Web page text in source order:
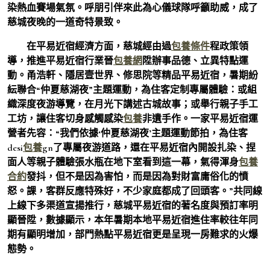
染熱血賽場氣氛。呼朋引伴來此為心儀球隊呼籲助威，成了
慈城夜晚的一道奇特景致。
在平易近宿經濟方面，慈城經由過包養條件程政策領
導，推進平易近宿行業晉包養網 陞辦事品德、立異特點運
動。甬浩軒、隱居壹世界、修思院等精品平易近宿，暑期紛
紜聯合“仲夏慈湖夜”主題運動，為住客定制專屬體驗：或組
織深度夜游導覽，在月光下講述古城故事；或舉行親子手工
工坊，讓住客切身感觸感染包養非遺手作。一家平易近宿運
營者先容：“我們依據‘仲夏慈湖夜’主題運動節拍，為住客
desi包養gn了專屬夜游道路，還在平易近宿內開設扎染、捏
面人等親子體驗張水瓶在地下室看到這一幕，氣得渾身包養
合約發抖，但不是因為害怕，而是因為對財富庸俗化的憤
怒。課，客群反應特殊好，不少家庭都成了回頭客。”共同線
上線下多渠道宣揚推行，慈城平易近宿的著名度與預訂率明
顯晉陞，數據顯示，本年暑期本地平易近宿進住率較往年同
期有顯明增加，部門熱點平易近宿更是呈現一房難求的火爆
態勢。